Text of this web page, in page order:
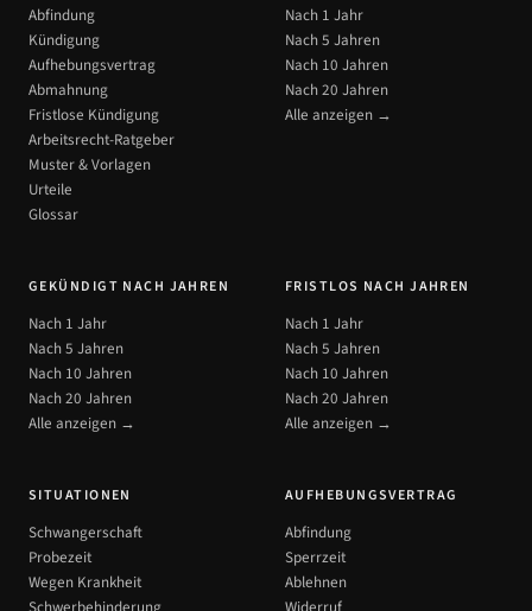
Abfindung
Kündigung
Aufhebungsvertrag
Abmahnung
Fristlose Kündigung
Arbeitsrecht-Ratgeber
Muster & Vorlagen
Urteile
Glossar
Nach 1 Jahr
Nach 5 Jahren
Nach 10 Jahren
Nach 20 Jahren
Alle anzeigen →
GEKÜNDIGT NACH JAHREN
Nach 1 Jahr
Nach 5 Jahren
Nach 10 Jahren
Nach 20 Jahren
Alle anzeigen →
FRISTLOS NACH JAHREN
Nach 1 Jahr
Nach 5 Jahren
Nach 10 Jahren
Nach 20 Jahren
Alle anzeigen →
SITUATIONEN
Schwangerschaft
Probezeit
Wegen Krankheit
AUFHEBUNGSVERTRAG
Abfindung
Sperrzeit
Ablehnen